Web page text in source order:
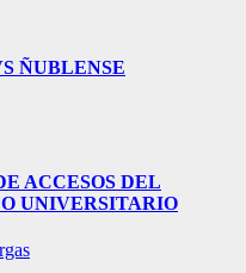
ÑUBLENSE
ACCESOS DEL
UNIVERSITARIO